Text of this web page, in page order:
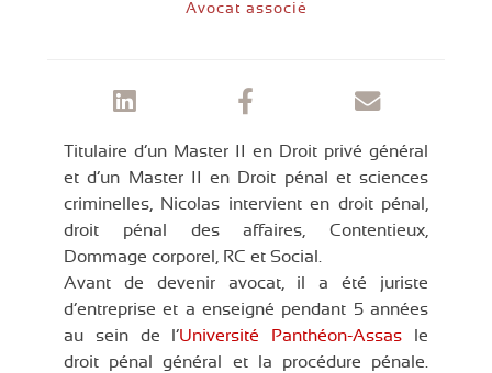
Avocat associé
Titulaire d’un Master II en Droit privé général
et d’un Master II en Droit pénal et sciences
criminelles, Nicolas intervient en droit pénal,
droit pénal des affaires, Contentieux,
Dommage corporel, RC et Social.
Avant de devenir avocat, il a été juriste
d’entreprise et a enseigné pendant 5 années
au sein de l’Université Panthéon-Assas le
droit pénal général et la procédure pénale.